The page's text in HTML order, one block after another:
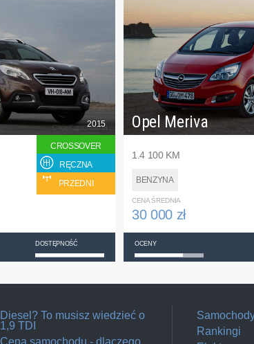
2015
CROSSOVER
RĘCZNA
PRZEDNI
DOSTĘPNOŚĆ
Opel Meriva
1.4 100 KM
BENZYNA
CENA ŚREDNIA
30 000 zł
OCENY
Diesel? To musisz wiedzieć o
1,9 TDI
Cena samochodu - dlaczego
Rankingi